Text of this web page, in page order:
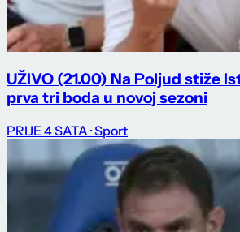
UŽIVO (21.00) Na Poljud stiže
prva tri boda u novoj sezoni
PRIJE 4 SATA · Sport